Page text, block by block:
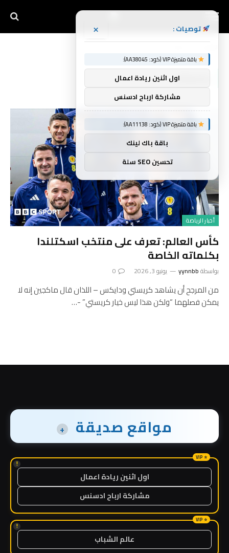
بكلماته
أخبار الرياضة
كأس العالم: تعرف على منتخب اسكتلندا
بكلماته الخاصة
بواسطةyynnbb يونيو 3, 2026 0
من المرجح أن يشاهد كريستي ودايكس – اللذان قال ماكجين إنه لا
يمكن فصلهما “ولكن هذا ليس خيار كريستي” -…
مواقع صديقة +
!
اول اثنين ريادة اعمال
مشاركة ارباح ادسنس
!
عالم الشباب
توصيات : ×
باقة متميزة VIP (كود: AA38045):
اول اثنين ريادة اعمال
مشاركة ارباح ادسنس
باقة متميزة VIP (كود: AA11138):
باقة باك لينك
تحسين SEO سلة